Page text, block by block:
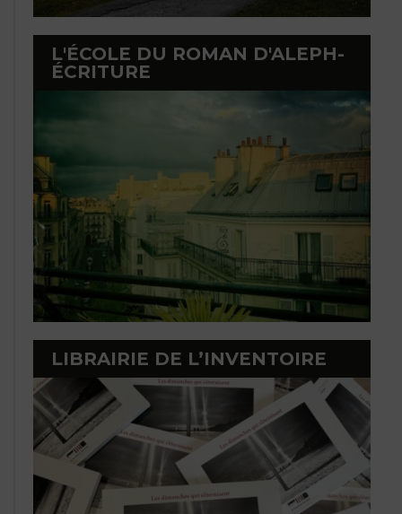
L'ÉCOLE DU ROMAN D'ALEPH-
ÉCRITURE
LIBRAIRIE DE L’INVENTOIRE